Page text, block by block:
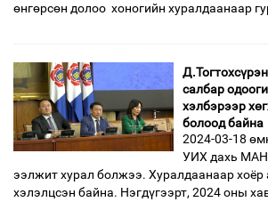
өнгөрсөн долоо хоногийн хуралдаанаар
салбар
хэлбэрээр
болоод байна
2024-03-18
УИХ дахь
ээлжит хурал болжээ. Хуралдаанаар хоёр
хэлэлцсэн байна. Нэгдүгээрт, 2024 оны